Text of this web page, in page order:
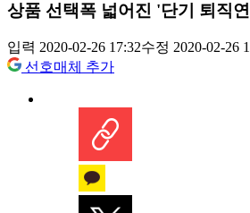
상품 선택폭 넓어진 '단기 퇴직
입력 2020-02-26 17:32수정 2020-02-26
선호매체 추가